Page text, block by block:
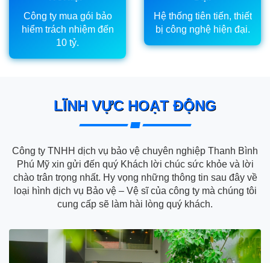
Công ty mua gói bảo
hiểm trách nhiệm đến
10 tỷ.
Hệ thống tiên tiến, thiết
bị công nghệ hiện đại.
LĨNH VỰC HOẠT ĐỘNG
Công ty TNHH dịch vụ bảo vệ chuyên nghiệp Thanh Bình
Phú Mỹ xin gửi đến quý Khách lời chúc sức khỏe và lời
chào trân trọng nhất. Hy vọng những thông tin sau đây về
loại hình dịch vụ Bảo vệ – Vệ sĩ của công ty mà chúng tôi
cung cấp sẽ làm hài lòng quý khách.